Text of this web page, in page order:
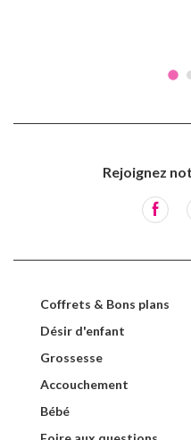
Rejoignez
Coffrets & Bons plans
Désir d'enfant
Grossesse
Accouchement
Bébé